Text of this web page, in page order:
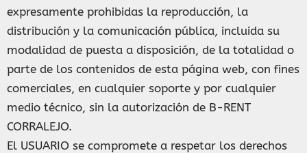
expresamente prohibidas la reproducción, la
distribución y la comunicación pública, incluida su
modalidad de puesta a disposición, de la totalidad o
parte de los contenidos de esta página web, con fines
comerciales, en cualquier soporte y por cualquier
medio técnico, sin la autorización de B-RENT
CORRALEJO.
El USUARIO se compromete a respetar los derechos